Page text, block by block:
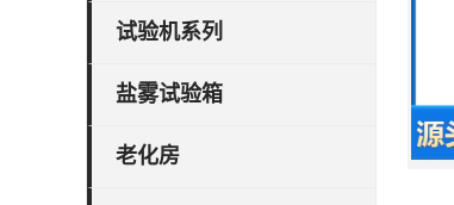
试验机系列
盐雾试验箱
老化房